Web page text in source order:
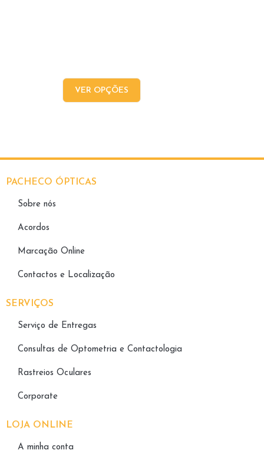
VER OPÇÕES
PACHECO ÓPTICAS
Sobre nós
Acordos
Marcação Online
Contactos e Localização
SERVIÇOS
Serviço de Entregas
Consultas de Optometria e Contactologia​
Rastreios Oculares
Corporate
LOJA ONLINE
A minha conta